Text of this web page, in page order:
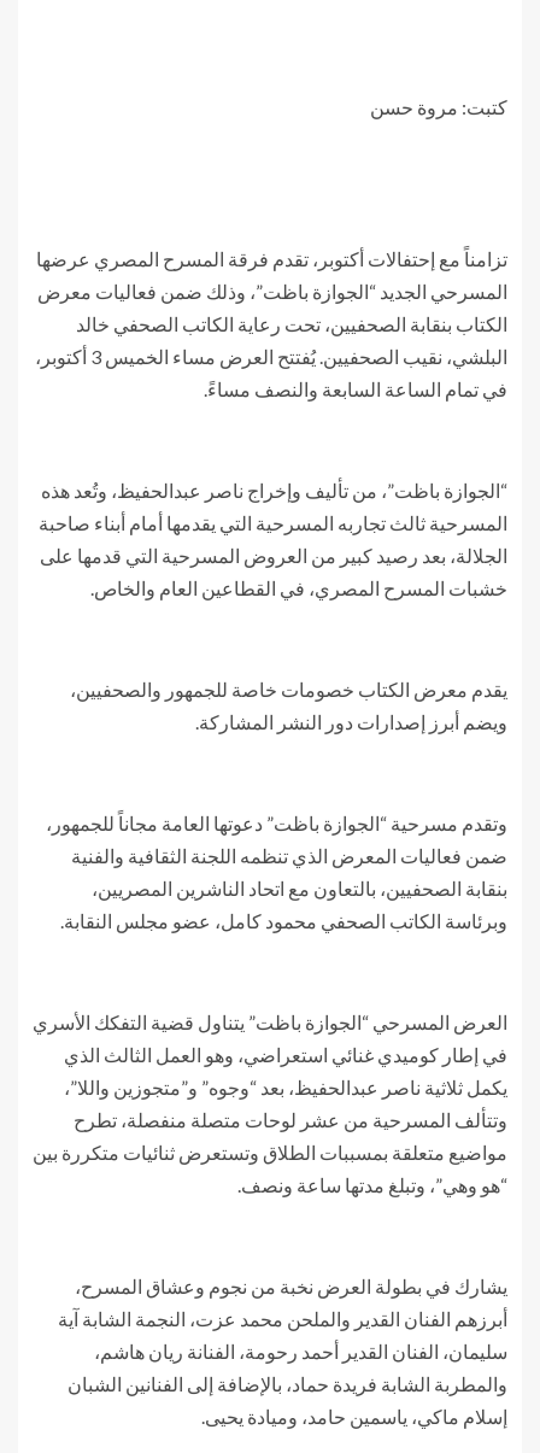
كتبت: مروة حسن
تزامناً مع إحتفالات أكتوبر، تقدم فرقة المسرح المصري عرضها
المسرحي الجديد “الجوازة باظت”، وذلك ضمن فعاليات معرض
الكتاب بنقابة الصحفيين، تحت رعاية الكاتب الصحفي خالد
البلشي، نقيب الصحفيين. يُفتتح العرض مساء الخميس 3 أكتوبر،
في تمام الساعة السابعة والنصف مساءً.
“الجوازة باظت”، من تأليف وإخراج ناصر عبدالحفيظ، وتُعد هذه
المسرحية ثالث تجاربه المسرحية التي يقدمها أمام أبناء صاحبة
الجلالة، بعد رصيد كبير من العروض المسرحية التي قدمها على
خشبات المسرح المصري، في القطاعين العام والخاص.
يقدم معرض الكتاب خصومات خاصة للجمهور والصحفيين،
ويضم أبرز إصدارات دور النشر المشاركة.
وتقدم مسرحية “الجوازة باظت” دعوتها العامة مجاناً للجمهور،
ضمن فعاليات المعرض الذي تنظمه اللجنة الثقافية والفنية
بنقابة الصحفيين، بالتعاون مع اتحاد الناشرين المصريين،
وبرئاسة الكاتب الصحفي محمود كامل، عضو مجلس النقابة.
العرض المسرحي “الجوازة باظت” يتناول قضية التفكك الأسري
في إطار كوميدي غنائي استعراضي، وهو العمل الثالث الذي
يكمل ثلاثية ناصر عبدالحفيظ، بعد “وجوه” و”متجوزين واللا”،
وتتألف المسرحية من عشر لوحات متصلة منفصلة، تطرح
مواضيع متعلقة بمسببات الطلاق وتستعرض ثنائيات متكررة بين
“هو وهي”، وتبلغ مدتها ساعة ونصف.
يشارك في بطولة العرض نخبة من نجوم وعشاق المسرح،
أبرزهم الفنان القدير والملحن محمد عزت، النجمة الشابة آية
سليمان، الفنان القدير أحمد رحومة، الفنانة ريان هاشم،
والمطربة الشابة فريدة حماد، بالإضافة إلى الفنانين الشبان
إسلام ماكي، ياسمين حامد، وميادة يحيى.